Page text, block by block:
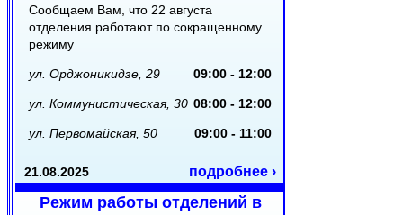
Сообщаем Вам, что 22 августа
отделения работают по сокращенному
режиму
ул. Орджоникидзе, 29 09:00 - 12:00
ул. Коммунистическая, 30 08:00 - 12:00
ул. Первомайская, 50 09:00 - 11:00
21.08.2025 подробнее ›
Режим работы отделений в